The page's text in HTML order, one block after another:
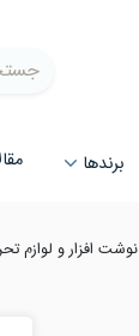
برند‌ها
نوشت افزار و لوازم